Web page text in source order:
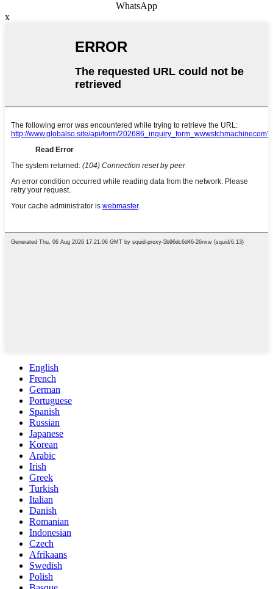
WhatsApp
x
English
French
German
Portuguese
Spanish
Russian
Japanese
Korean
Arabic
Irish
Greek
Turkish
Italian
Danish
Romanian
Indonesian
Czech
Afrikaans
Swedish
Polish